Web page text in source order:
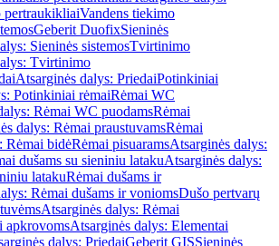
pertraukikliaiVandens tiekimo
Geberit DuofixSieninės
Sieninės sistemosTvirtinimo
Tvirtinimo
Atsarginės dalys: PriedaiPotinkiniai
Potinkiniai rėmaiRėmai WC
Rėmai WC puodamsRėmai
dalys: Rėmai praustuvamsRėmai
Rėmai bidėRėmai pisuaramsAtsarginės dalys:
dušams su sieniniu latakuAtsarginės dalys:
latakuRėmai dušams ir
Rėmai dušams ir voniomsDušo pertvarų
Atsarginės dalys: Rėmai
apkrovomsAtsarginės dalys: Elementai
dalys: PriedaiGeberit GISSieninės